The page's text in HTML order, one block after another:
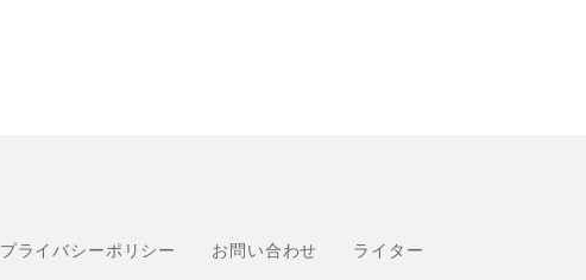
プライバシーポリシー お問い合わせ ライター